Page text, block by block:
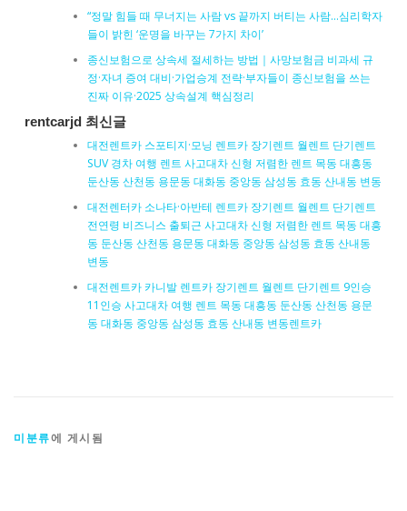
“정말 힘들 때 무너지는 사람 vs 끝까지 버티는 사람…심리학자
들이 밝힌 ‘운명을 바꾸는 7가지 차이’
종신보험으로 상속세 절세하는 방법｜사망보험금 비과세 규
정·자녀 증여 대비·가업승계 전략·부자들이 종신보험을 쓰는
진짜 이유·2025 상속설계 핵심정리
rentcarjd 최신글
대전렌트카 스포티지·모닝 렌트카 장기렌트 월렌트 단기렌트
SUV 경차 여행 렌트 사고대차 신형 저렴한 렌트 목동 대흥동
둔산동 산천동 용문동 대화동 중앙동 삼성동 효동 산내동 변동
대전렌터카 소나타·아반테 렌트카 장기렌트 월렌트 단기렌트
전연령 비즈니스 출퇴근 사고대차 신형 저렴한 렌트 목동 대흥
동 둔산동 산천동 용문동 대화동 중앙동 삼성동 효동 산내동
변동
대전렌트카 카니발 렌트카 장기렌트 월렌트 단기렌트 9인승
11인승 사고대차 여행 렌트 목동 대흥동 둔산동 산천동 용문
동 대화동 중앙동 삼성동 효동 산내동 변동렌트카
미분류에 게시됨